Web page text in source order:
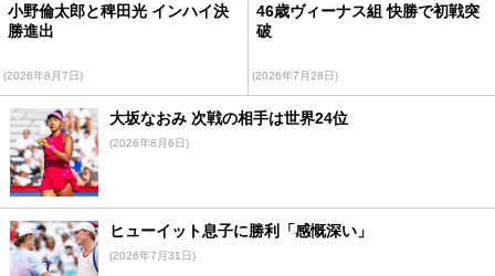
小野倫太郎と稗田光 インハイ決
勝進出
(2026年8月7日)
46歳ヴィーナス組 快勝で初戦突
破
(2026年7月28日)
大坂なおみ 次戦の相手は世界24位
(2026年8月6日)
ヒューイット息子に勝利「感慨深い」
(2026年7月31日)